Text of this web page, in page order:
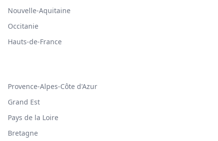
Nouvelle-Aquitaine
Occitanie
Hauts-de-France
Provence-Alpes-Côte d'Azur
Grand Est
Pays de la Loire
Bretagne